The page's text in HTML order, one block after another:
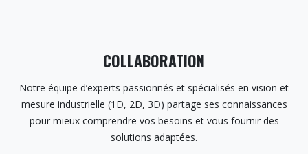
COLLABORATION
Notre équipe d’experts passionnés et spécialisés en vision et
mesure industrielle (1D, 2D, 3D) partage ses connaissances
pour mieux comprendre vos besoins et vous fournir des
solutions adaptées.